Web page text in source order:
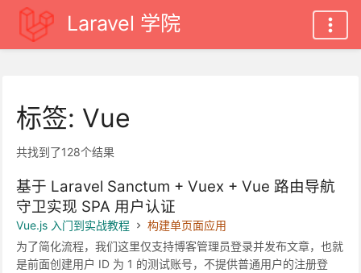
Laravel 学院
标签: Vue
共找到了128个结果
基于 Laravel Sanctum + Vuex + Vue 路由导航
守卫实现 SPA 用户认证
Vue.js 入门到实战教程
构建单页面应用
为了简化流程，我们这里仅支持博客管理员登录并发布文章，也就
是前面创建用户 ID 为 1 的测试账号，不提供普通用户的注册登